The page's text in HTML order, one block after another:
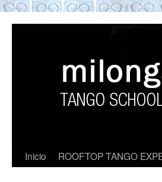
experience. Private Tango Lesson. Rooftop
Tango experience Barcelona. Tango
Inicio ROOFTOP TANGO